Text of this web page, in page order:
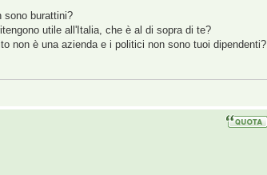
sono burattini?
utile all'Italia, che è al di sopra di te?
non è una azienda e i politici non sono tuoi dipendenti?